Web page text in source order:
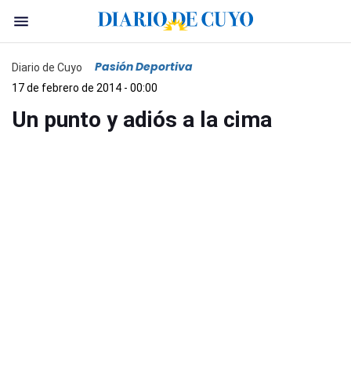
Diario de Cuyo Pasión Deportiva
17 de febrero de 2014 - 00:00
Un punto y adiós a la cima